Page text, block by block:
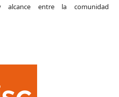
entre la comunidad